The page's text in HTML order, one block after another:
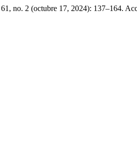
61, no. 2 (octubre 17, 2024): 137–164.